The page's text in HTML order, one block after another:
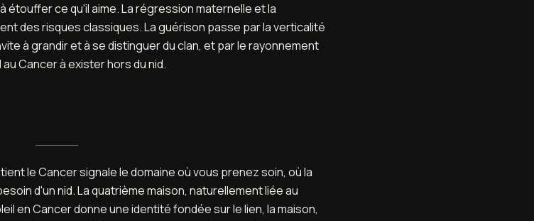
ce qu'il aime. La régression maternelle et la
des risques classiques. La guérison passe par la verticalité
à grandir et à se distinguer du clan, et par le rayonnement
Cancer à exister hors du nid.
le Cancer signale le domaine où vous prenez soin, où la
d'un nid. La quatrième maison, naturellement liée au
en Cancer donne une identité fondée sur le lien, la maison,